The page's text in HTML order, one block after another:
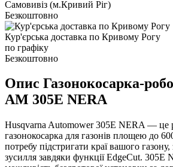
Самовивіз (м.Кривий Ріг)
Безкоштовно
Кур'єрська доставка по Кривому Рогу
по графіку
Безкоштовно
Опис Газонокосарка-
AM 305E NERA
Husqvarna Automower 305E NERA — це
газонокосарка для газонів площею до
потребу підстригати краї вашого
зусилля завдяки функції EdgeCut. 305E